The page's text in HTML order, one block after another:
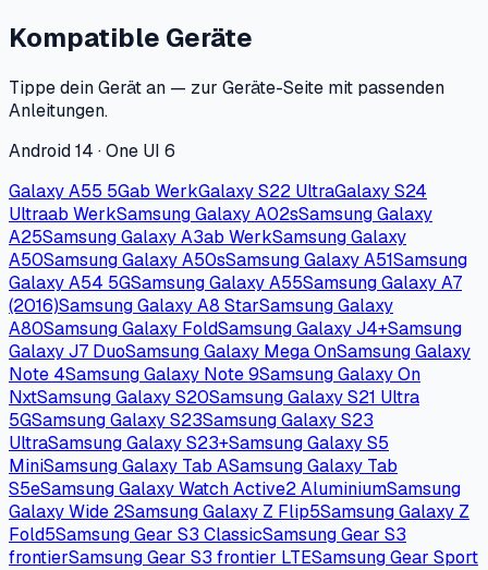
Kompatible Geräte
Tippe dein Gerät an — zur Geräte-Seite mit passenden
Anleitungen.
Android 14 · One UI 6
Galaxy A55 5Gab WerkGalaxy S22 UltraGalaxy S24
Ultraab WerkSamsung Galaxy A02sSamsung Galaxy
A25Samsung Galaxy A3ab WerkSamsung Galaxy
A50Samsung Galaxy A50sSamsung Galaxy A51Samsung
Galaxy A54 5GSamsung Galaxy A55Samsung Galaxy A7
(2016)Samsung Galaxy A8 StarSamsung Galaxy
A80Samsung Galaxy FoldSamsung Galaxy J4+Samsung
Galaxy J7 DuoSamsung Galaxy Mega OnSamsung Galaxy
Note 4Samsung Galaxy Note 9Samsung Galaxy On
NxtSamsung Galaxy S20Samsung Galaxy S21 Ultra
5GSamsung Galaxy S23Samsung Galaxy S23
UltraSamsung Galaxy S23+Samsung Galaxy S5
MiniSamsung Galaxy Tab ASamsung Galaxy Tab
S5eSamsung Galaxy Watch Active2 AluminiumSamsung
Galaxy Wide 2Samsung Galaxy Z Flip5Samsung Galaxy Z
Fold5Samsung Gear S3 ClassicSamsung Gear S3
frontierSamsung Gear S3 frontier LTESamsung Gear Sport